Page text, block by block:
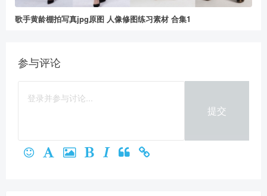
歌手黄龄棚拍写真jpg原图 人像修图练习素材 合集1
参与评论
提交